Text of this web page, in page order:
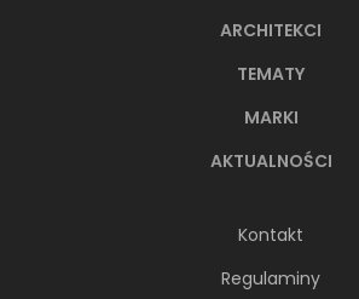
ARCHITEKCI
TEMATY
MARKI
AKTUALNOŚCI
Kontakt
Regulaminy